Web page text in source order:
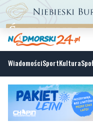
WiadomościSportKultura